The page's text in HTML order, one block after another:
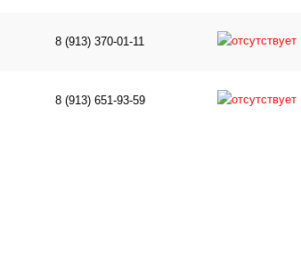
8 (913) 370-01-11
8 (913) 651-93-59